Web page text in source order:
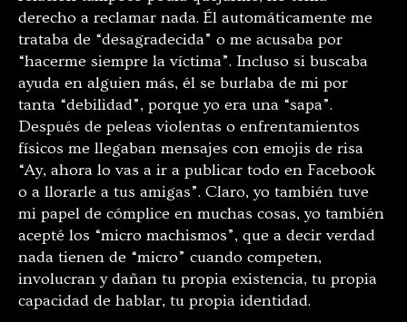
derecho a reclamar nada. Él automáticamente me
trataba de “desagradecida” o me acusaba por
“hacerme siempre la víctima”. Incluso si buscaba
ayuda en alguien más, él se burlaba de mi por
tanta “debilidad”, porque yo era una “sapa”.
Después de peleas violentas o enfrentamientos
físicos me llegaban mensajes con emojis de risa
“Ay, ahora lo vas a ir a publicar todo en Facebook
o a llorarle a tus amigas”. Claro, yo también tuve
mi papel de cómplice en muchas cosas, yo también
acepté los “micro machismos”, que a decir verdad
nada tienen de “micro” cuando competen,
involucran y dañan tu propia existencia, tu propia
capacidad de hablar, tu propia identidad.